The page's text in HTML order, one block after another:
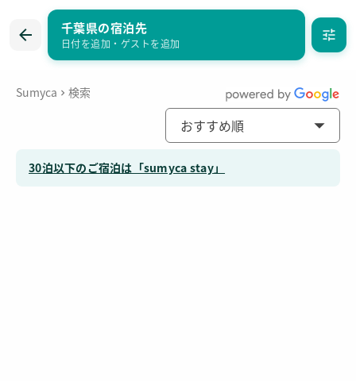
千葉県の宿泊先
日付を追加 ・ ゲストを追加
お気に入り
Sumyca 検索
おすすめ順
30泊以下のご宿泊は「sumyca stay」